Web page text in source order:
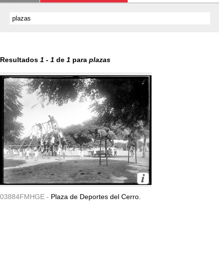
Resultados 1 - 1 de 1 para plazas
03884FMHGE - Plaza de Deportes del Cerro.